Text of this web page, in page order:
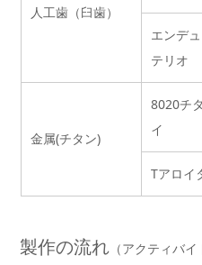
人工歯（臼歯）
エンデ
テリオ
金属(チタン)
8020チ
イ
Tアロイ
製作の流れ （アクティバ